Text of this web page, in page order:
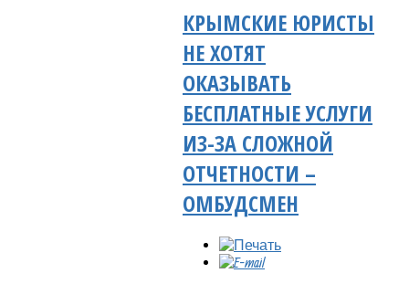
КРЫМСКИЕ ЮРИСТЫ
НЕ ХОТЯТ
ОКАЗЫВАТЬ
БЕСПЛАТНЫЕ УСЛУГИ
ИЗ-ЗА СЛОЖНОЙ
ОТЧЕТНОСТИ –
ОМБУДСМЕН